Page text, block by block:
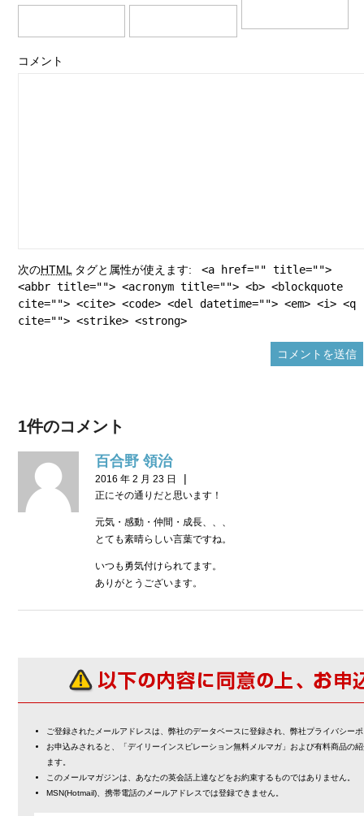
コメント
次のHTML タグと属性が使えます:
<a href="" title="">
<abbr title=""> <acronym title=""> <b> <blockquote
cite=""> <cite> <code> <del datetime=""> <em> <i> <q
cite=""> <strike> <strong>
1件のコメント
百合野 領治
2016 年 2 月 23 日 |
正にその通りだと思います！
元気・感動・仲間・成長、、、
とても素晴らしい言葉ですね。
いつも勇気付けられてます。
ありがとうございます。
ご登録されたメールアドレスは、弊社のデータベースに登録され、弊社プライバシー
お申込みされると、「デイリーインスピレーション無料メルマガ」および有料商品の
ます。
このメールマガジンは、あなたの英会話上達などをお約束するものではありません。
MSN(Hotmail)、携帯電話のメールアドレスでは登録できません。